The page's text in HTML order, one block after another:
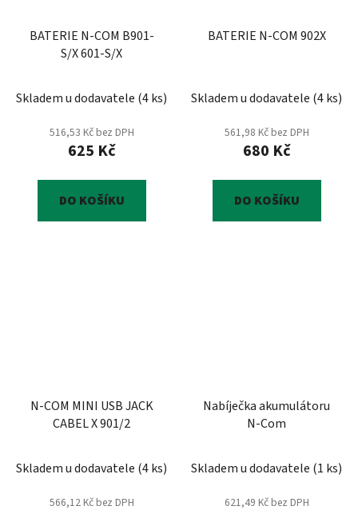
BATERIE N-COM B901-
S/X 601-S/X
Skladem u dodavatele (4 ks)
516,53 Kč bez DPH
625 Kč
DO KOŠÍKU
BATERIE N-COM 902X
Skladem u dodavatele (4 ks)
561,98 Kč bez DPH
680 Kč
DO KOŠÍKU
N-COM MINI USB JACK
CABEL X 901/2
Skladem u dodavatele (4 ks)
566,12 Kč bez DPH
Nabíječka akumulátoru
N-Com
Skladem u dodavatele (1 ks)
621,49 Kč bez DPH